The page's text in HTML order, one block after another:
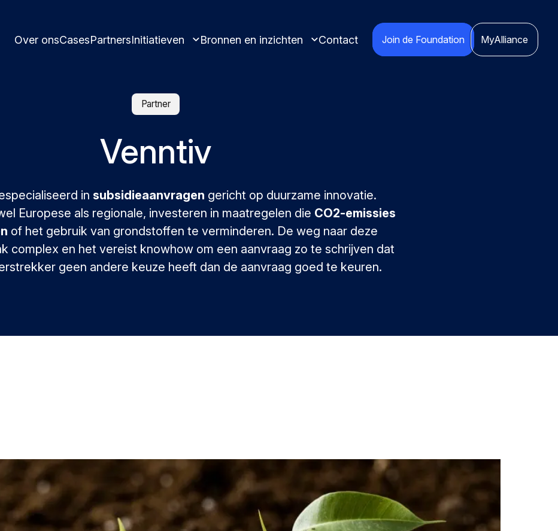
Over onsCasesPartnersInitiatieven
Leren en innoveren in circulariteit.
Circulaire oplossingen voor
Bronnen en inzichten
inzichten
Ontmoet ons en laat je inspireren
Contact Join de Foundation MyAlliance
Partner
Venntiv
in subsidieaanvragen gericht op duurzame innovatie.
Europese als regionale, investeren in maatregelen die CO2-emissies
of het gebruik van grondstoffen te verminderen. De weg naar deze
complex en het vereist knowhow om een aanvraag zo te schrijven dat
geen andere keuze heeft dan de aanvraag goed te keuren.